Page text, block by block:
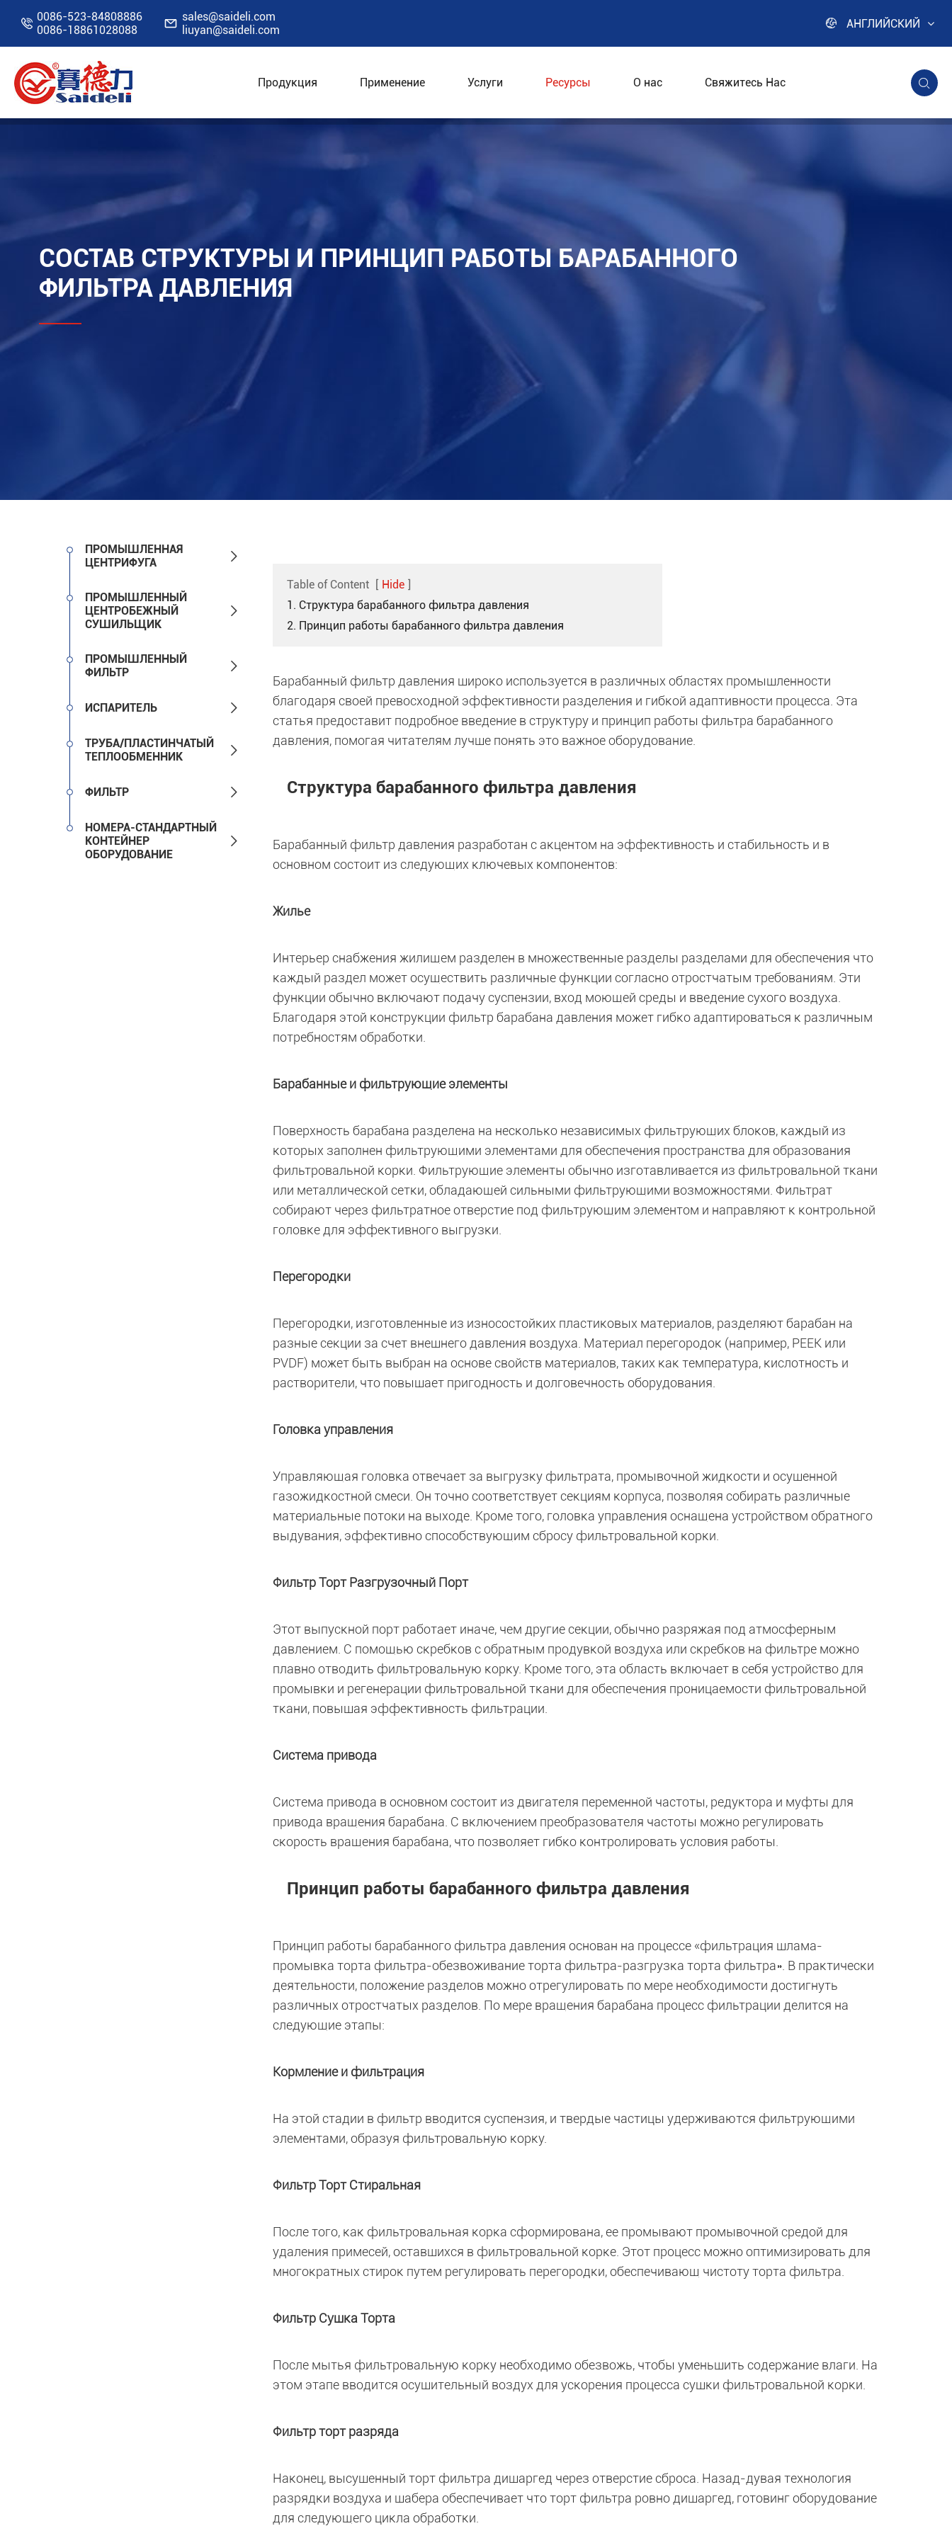
 0086-523-84808886
0086-18861028088
 sales@saideli.com
liuyan@saideli.com
 АНГЛИЙСКИЙ
Продукция Применение Услуги Ресурсы О нас Свяжитесь Нас 
Главная Ресурсы
СОСТАВ СТРУКТУРЫ И ПРИНЦИП РАБОТЫ БАРАБАННОГО
ФИЛЬТРА ДАВЛЕНИЯ
ПРОМЫШЛЕННАЯ
ЦЕНТРИФУГА

ПРОМЫШЛЕННЫЙ
ЦЕНТРОБЕЖНЫЙ
СУШИЛЬЩИК

ПРОМЫШЛЕННЫЙ
ФИЛЬТР

ИСПАРИТЕЛЬ 
ТРУБА/ПЛАСТИНЧАТЫЙ
ТЕПЛООБМЕННИК

ФИЛЬТР 
НОМЕРА-СТАНДАРТНЫЙ
КОНТЕЙНЕР
ОБОРУДОВАНИЕ

Table of Content [ Hide ]
1. Структура барабанного фильтра давления
2. Принцип работы барабанного фильтра давления
Барабанный фильтр давления широко используется в различных областях промышленности
благодаря своей превосходной эффективности разделения и гибкой адаптивности процесса. Эта
статья предоставит подробное введение в структуру и принцип работы фильтра барабанного
давления, помогая читателям лучше понять это важное оборудование.
Структура барабанного фильтра давления
Барабанный фильтр давления разработан с акцентом на эффективность и стабильность и в
основном состоит из следующих ключевых компонентов:
Жилье
Интерьер снабжения жилищем разделен в множественные разделы разделами для обеспечения что
каждый раздел может осуществить различные функции согласно отростчатым требованиям. Эти
функции обычно включают подачу суспензии, вход моющей среды и введение сухого воздуха.
Благодаря этой конструкции фильтр барабана давления может гибко адаптироваться к различным
потребностям обработки.
Барабанные и фильтрующие элементы
Поверхность барабана разделена на несколько независимых фильтрующих блоков, каждый из
которых заполнен фильтрующими элементами для обеспечения пространства для образования
фильтровальной корки. Фильтрующие элементы обычно изготавливается из фильтровальной ткани
или металлической сетки, обладающей сильными фильтрующими возможностями. Фильтрат
собирают через фильтратное отверстие под фильтрующим элементом и направляют к контрольной
головке для эффективного выгрузки.
Перегородки
Перегородки, изготовленные из износостойких пластиковых материалов, разделяют барабан на
разные секции за счет внешнего давления воздуха. Материал перегородок (например, PEEK или
PVDF) может быть выбран на основе свойств материалов, таких как температура, кислотность и
растворители, что повышает пригодность и долговечность оборудования.
Головка управления
Управляющая головка отвечает за выгрузку фильтрата, промывочной жидкости и осушенной
газожидкостной смеси. Он точно соответствует секциям корпуса, позволяя собирать различные
материальные потоки на выходе. Кроме того, головка управления оснащена устройством обратного
выдувания, эффективно способствующим сбросу фильтровальной корки.
Фильтр Торт Разгрузочный Порт
Этот выпускной порт работает иначе, чем другие секции, обычно разряжая под атмосферным
давлением. С помощью скребков с обратным продувкой воздуха или скребков на фильтре можно
плавно отводить фильтровальную корку. Кроме того, эта область включает в себя устройство для
промывки и регенерации фильтровальной ткани для обеспечения проницаемости фильтровальной
ткани, повышая эффективность фильтрации.
Система привода
Система привода в основном состоит из двигателя переменной частоты, редуктора и муфты для
привода вращения барабана. С включением преобразователя частоты можно регулировать
скорость вращения барабана, что позволяет гибко контролировать условия работы.
Принцип работы барабанного фильтра давления
Принцип работы барабанного фильтра давления основан на процессе «фильтрация шлама-
промывка торта фильтра-обезвоживание торта фильтра-разгрузка торта фильтра». В практически
деятельности, положение разделов можно отрегулировать по мере необходимости достигнуть
различных отростчатых разделов. По мере вращения барабана процесс фильтрации делится на
следующие этапы:
Кормление и фильтрация
На этой стадии в фильтр вводится суспензия, и твердые частицы удерживаются фильтрующими
элементами, образуя фильтровальную корку.
Фильтр Торт Стиральная
После того, как фильтровальная корка сформирована, ее промывают промывочной средой для
удаления примесей, оставшихся в фильтровальной корке. Этот процесс можно оптимизировать для
многократных стирок путем регулировать перегородки, обеспечивающ чистоту торта фильтра.
Фильтр Сушка Торта
После мытья фильтровальную корку необходимо обезвожь, чтобы уменьшить содержание влаги. На
этом этапе вводится осушительный воздух для ускорения процесса сушки фильтровальной корки.
Фильтр торт разряда
Наконец, высушенный торт фильтра дишаргед через отверстие сброса. Назад-дувая технология
разрядки воздуха и шабера обеспечивает что торт фильтра ровно дишаргед, готовинг оборудование
для следующего цикла обработки.